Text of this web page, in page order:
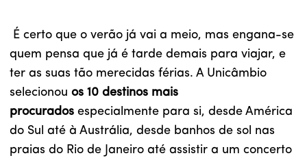
É certo que o verão já vai a meio, mas engana-se
quem pensa que já é tarde demais para viajar, e
ter as suas tão merecidas férias. A Unicâmbio
selecionou os 10 destinos mais
procurados especialmente para si, desde América
do Sul até à Austrália, desde banhos de sol nas
praias do Rio de Janeiro até assistir a um concerto